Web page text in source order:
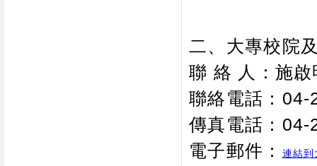
二、大專校院
聯 絡 人：施
聯絡電話：
傳真電話：
電子郵件：
連結